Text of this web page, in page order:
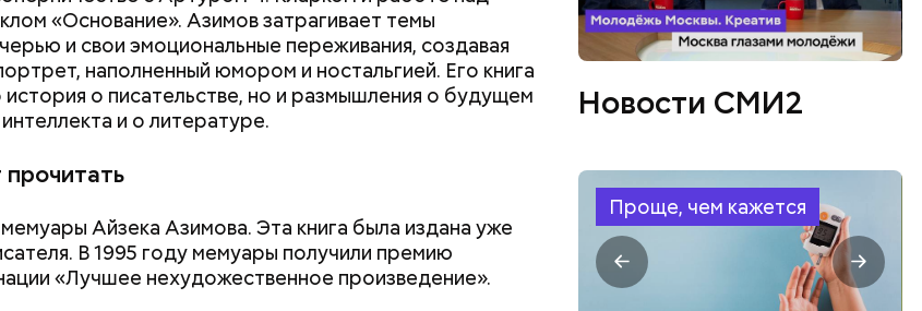
«Основание». Азимов затрагивает темы
и свои эмоциональные переживания, создавая
наполненный юмором и ностальгией. Его книга
о писательстве, но и размышления о будущем
и о литературе.
Айзека Азимова. Эта книга была издана уже
В 1995 году мемуары получили премию
«Лучшее нехудожественное произведение».
Новости СМИ2
Проще, чем кажется